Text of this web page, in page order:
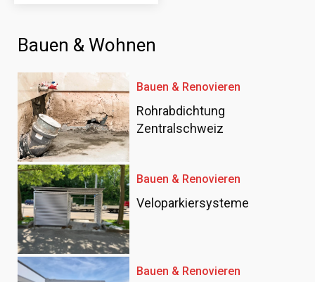
Bauen & Wohnen
Bauen & Renovieren
Rohrabdichtung
Zentralschweiz
Bauen & Renovieren
Veloparkiersysteme
Bauen & Renovieren